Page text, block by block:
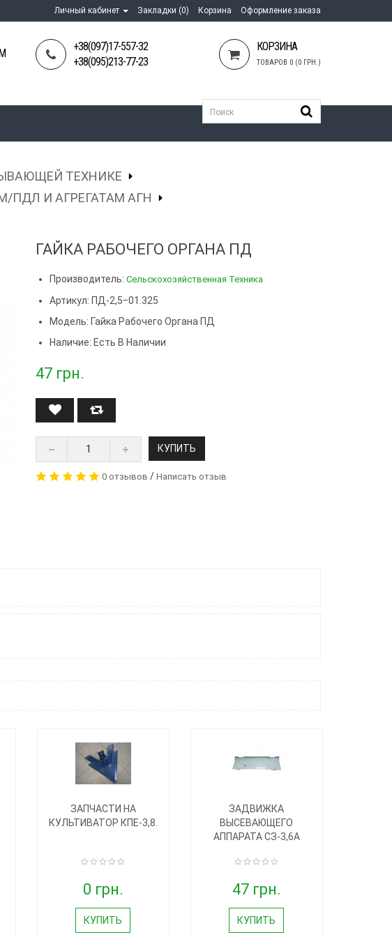
Личный кабинет Закладки (0) Корзина Оформление заказа
+38(097)17-557-32
+38(095)213-77-23
КОРЗИНА
ТОВАРОВ 0 (0 ГРН.)
ТЕХНИКЕ
И АГРЕГАТАМ АГН
ГАЙКА РАБОЧЕГО ОРГАНА ПД
Производитель:Сельскохозяйственная Техника
Артикул: ПД-2,5‒01.325
Модель: Гайка Рабочего Органа ПД
Наличие: Есть В Наличии
47 грн.
КУПИТЬ
0 отзывов /Написать отзыв
ЗАПЧАСТИ НА
КУЛЬТИВАТОР КПЕ-3,8.
0 грн.
КУПИТЬ
ЗАДВИЖКА
ВЫСЕВАЮЩЕГО
АППАРАТА СЗ-3,6А
47 грн.
КУПИТЬ